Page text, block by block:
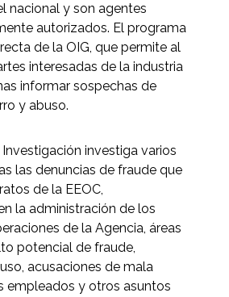
nacional y son agentes
autorizados. El programa
de la OIG, que permite al
interesadas de la industria
informar sospechas de
y abuso.
Investigación investiga varios
las denuncias de fraude que
de la EEOC,
la administración de los
de la Agencia, áreas
potencial de fraude,
acusaciones de mala
empleados y otros asuntos